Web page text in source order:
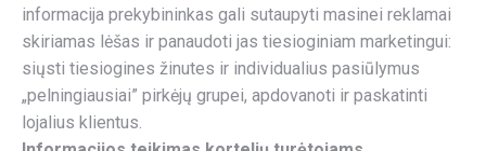
informacija prekybininkas gali sutaupyti masinei reklamai
skiriamas lėšas ir panaudoti jas tiesioginiam marketingui:
siųsti tiesiogines žinutes ir individualius pasiūlymus
„pelningiausiai” pirkėjų grupei, apdovanoti ir paskatinti
lojalius klientus.